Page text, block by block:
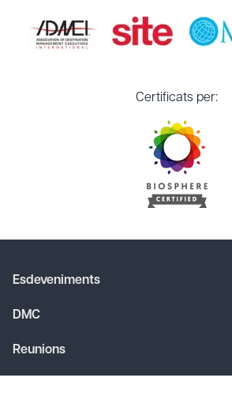
Certificats per:
Esdeveniments
DMC
Reunions